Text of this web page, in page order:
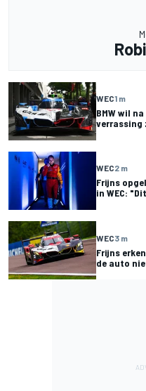
WEC1 m
BMW wil
verrassing
WEC2 m
Frijns
in WEC:
WEC3 m
Frijns
de auto